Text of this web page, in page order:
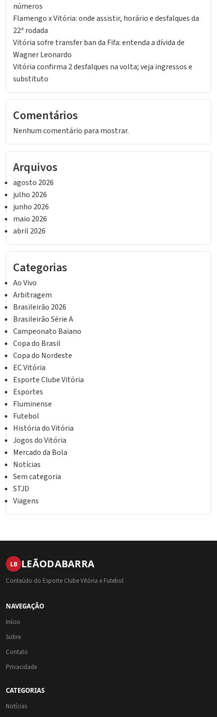
números
Flamengo x Vitória: onde assistir, horário e desfalques da
22ª rodada
Vitória sofre transfer ban da Fifa: entenda a dívida de
Wagner Leonardo
Vitória confirma 2 desfalques na volta; veja ingressos e
substituto
Comentários
Nenhum comentário para mostrar.
Arquivos
agosto 2026
julho 2026
junho 2026
maio 2026
abril 2026
Categorias
Ao Vivo
Arbitragem
Brasileirão 2026
Brasileirão Série A
Campeonato Baiano
Copa do Brasil
Copa do Nordeste
EC Vitória
Esporte Clube Vitória
Esportes
Fluminense
Futebol
História do Vitória
Jogos do Vitória
Mercado da Bola
Notícias
Sem categoria
STJD
Viagens
LB LEÃODABARRA
Conteúdo do Esporte Clube Vitória e Futebol
NAVEGAÇÃO
Início
Sobre
Contato
Privacidade
CATEGORIAS
Notícias